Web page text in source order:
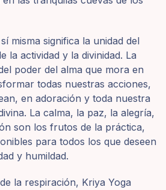
misma significa la unidad del
la actividad y la divinidad. La
poder del alma que mora en
todas nuestras acciones,
en adoración y toda nuestra
La calma, la paz, la alegría,
son los frutos de la práctica,
para todos los que deseen
y humildad.
la respiración, Kriya Yoga